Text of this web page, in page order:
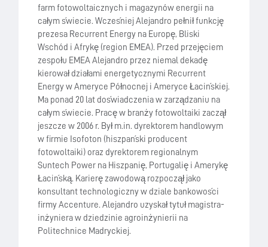
farm fotowoltaicznych i magazynów energii na
całym świecie. Wcześniej Alejandro pełnił funkcję
prezesa Recurrent Energy na Europę, Bliski
Wschód i Afrykę (region EMEA). Przed przejęciem
zespołu EMEA Alejandro przez niemal dekadę
kierował działami energetycznymi Recurrent
Energy w Ameryce Północnej i Ameryce Łacińskiej.
Ma ponad 20 lat doświadczenia w zarządzaniu na
całym świecie. Pracę w branży fotowoltaiki zaczął
jeszcze w 2006 r. Był m.in. dyrektorem handlowym
w firmie Isofoton (hiszpański producent
fotowoltaiki) oraz dyrektorem regionalnym
Suntech Power na Hiszpanię, Portugalię i Amerykę
Łacińską. Karierę zawodową rozpoczął jako
konsultant technologiczny w dziale bankowości
firmy Accenture. Alejandro uzyskał tytuł magistra-
inżyniera w dziedzinie agroinżynierii na
Politechnice Madryckiej.